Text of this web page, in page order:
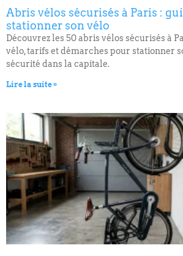
Abris vélos sécurisés à Paris :
stationner son vélo
Découvrez les 50 abris vélos sécurisés à
vélo, tarifs et démarches pour stationner
sécurité dans la capitale.
Lire la suite »